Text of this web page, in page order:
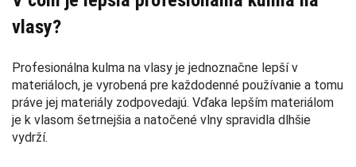
vlasy?
Profesionálna kulma na vlasy je jednoznačne lepší v
materiáloch, je vyrobená pre každodenné používanie a tomu
práve jej materiály zodpovedajú. Vďaka lepším materiálom
je k vlasom šetrnejšia a natočené vlny spravidla dlhšie
vydrží.